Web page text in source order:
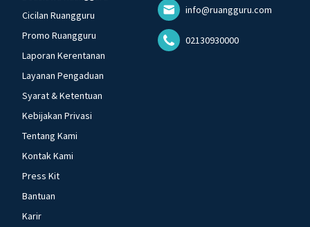
Cicilan Ruangguru
Promo Ruangguru
Laporan Kerentanan
Layanan Pengaduan
Syarat & Ketentuan
Kebijakan Privasi
Tentang Kami
Kontak Kami
Press Kit
Bantuan
Karir
info@ruangguru.com
02130930000